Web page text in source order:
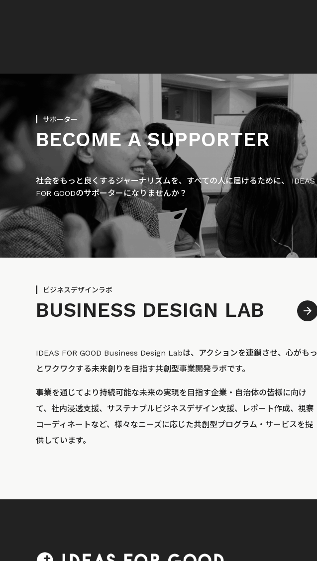
サポーター
BECOME A SUPPORTER
社会をもっと良くするジャーナリズムを、すべての人に届けるために、 IDEAS
FOR GOODのサポーターになりませんか？
ビジネスデザインラボ
BUSINESS DESIGN LAB
IDEAS FOR GOOD Business Design Labは、アクションを連鎖させ、心がもっ
とワクワクする未来創りを目指す共創型事業開発ラボです。
事業を通じてより持続可能な未来の実現を目指す企業・自治体の皆様に向け
て、社内浸透支援、サステナブルビジネスデザイン支援、レポート作成、視察
コーディネートなど、様々なニーズに応じた共創型プログラム・サービスを提
供しています。